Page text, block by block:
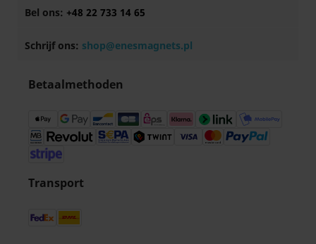
Bel ons: +48 22 733 14 65
Schrijf ons: shop@enesmagnets.pl
Betaalmethoden
Transport